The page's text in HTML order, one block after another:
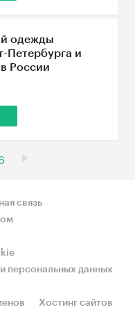
одежды
Петербурга и
России
связь
персональных данных
Хостинг сайтов